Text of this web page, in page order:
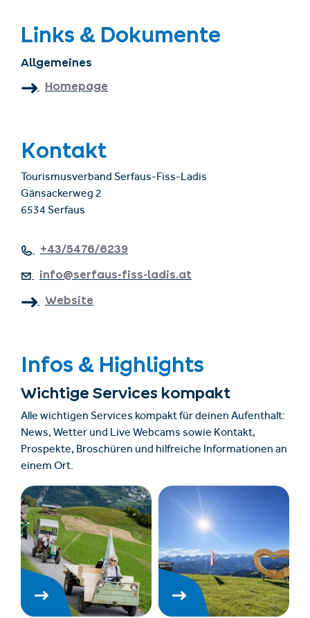
Links & Dokumente
Allgemeines
Homepage
Kontakt
Tourismusverband Serfaus-Fiss-Ladis
Gänsackerweg 2
6534 Serfaus
+43/5476/6239
info@serfaus-fiss-ladis.at
Website
Infos & Highlights
Wichtige Services kompakt
Alle wichtigen Services kompakt für deinen Aufenthalt:
News, Wetter und Live Webcams sowie Kontakt,
Prospekte, Broschüren und hilfreiche Informationen an
einem Ort.